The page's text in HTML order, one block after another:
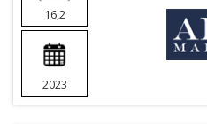
16,2
2023